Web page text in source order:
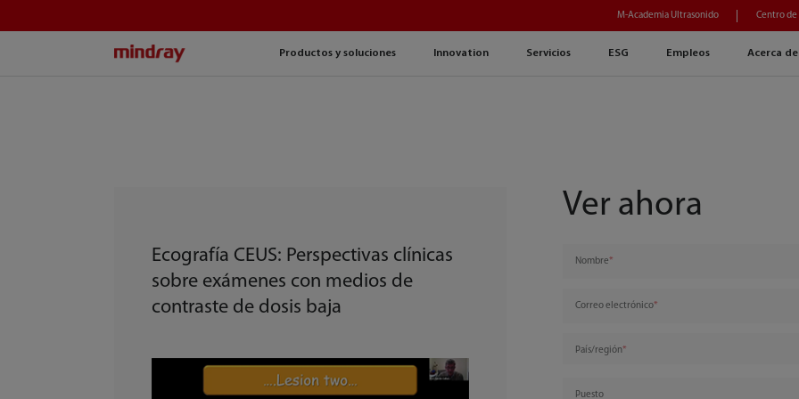
Productos y soluciones Innovation Servicios ESG Empleos Acerca
M-Academia Ultrasonido Centro de
Ecografía CEUS: Perspectivas clínicas
sobre exámenes con medios de
contraste de dosis baja
Ver ahora
Nombre
Correo electrónico
País/región
Puesto